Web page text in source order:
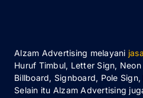
Alzam Advertising melayani
Huruf Timbul, Letter Sign,
Billboard, Signboard, Pole
Selain itu Alzam Advertising